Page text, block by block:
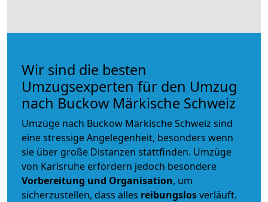
Wir sind die besten
Umzugsexperten für den Umzug
nach Buckow Märkische Schweiz
Umzüge nach Buckow Märkische Schweiz sind
eine stressige Angelegenheit, besonders wenn
sie über große Distanzen stattfinden. Umzüge
von Karlsruhe erfordern jedoch besondere
Vorbereitung und Organisation, um
sicherzustellen, dass alles reibungslosverläuft.